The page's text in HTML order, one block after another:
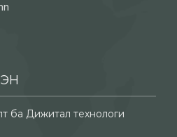
ба Дижитал технологи